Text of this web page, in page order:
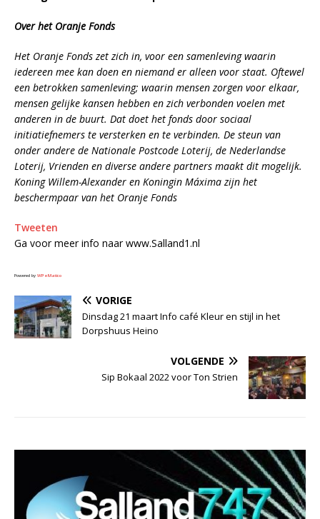
Over het Oranje Fonds
Het Oranje Fonds zet zich in, voor een samenleving waarin
iedereen mee kan doen en niemand er alleen voor staat. Oftewel
een betrokken samenleving; waarin mensen zorgen voor elkaar,
mensen gelijke kansen hebben en zich verbonden voelen met
anderen in de buurt. Dat doet het fonds door sociaal
initiatiefnemers te versterken en te verbinden. De steun van
onder andere de Nationale Postcode Loterij, de Nederlandse
Loterij, Vrienden en diverse andere partners maakt dit mogelijk.
Koning Willem-Alexander en Koningin Máxima zijn het
beschermpaar van het Oranje Fonds
Tweeten
Ga voor meer info naar www.Salland1.nl
Powered by WPeMatico
VORIGE
Dinsdag 21 maart Info café Kleur en stijl in het
Dorpshuus Heino
VOLGENDE
Sip Bokaal 2022 voor Ton Strien